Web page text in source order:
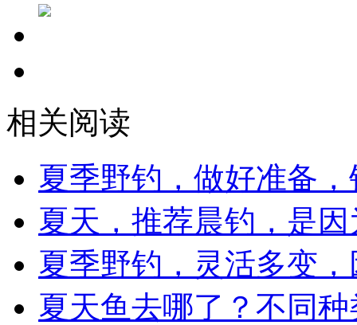
相关阅读
夏季野钓，做好准备
夏天，推荐晨钓，是
夏季野钓，灵活多变
夏天鱼去哪了？不同